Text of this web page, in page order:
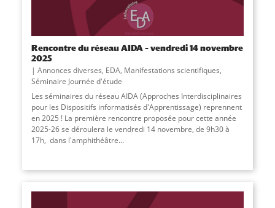
Rencontre du réseau AIDA – vendredi 14 novembre
2025
Annonces diverses, EDA, Manifestations scientifiques,
Séminaire Journée d'étude
Les séminaires du réseau AIDA (Approches Interdisciplinaires
pour les Dispositifs informatisés d'Apprentissage) reprennent
en 2025 ! La première rencontre proposée pour cette année
2025-26 se déroulera le vendredi 14 novembre, de 9h30 à
17h, dans l'amphithéâtre...